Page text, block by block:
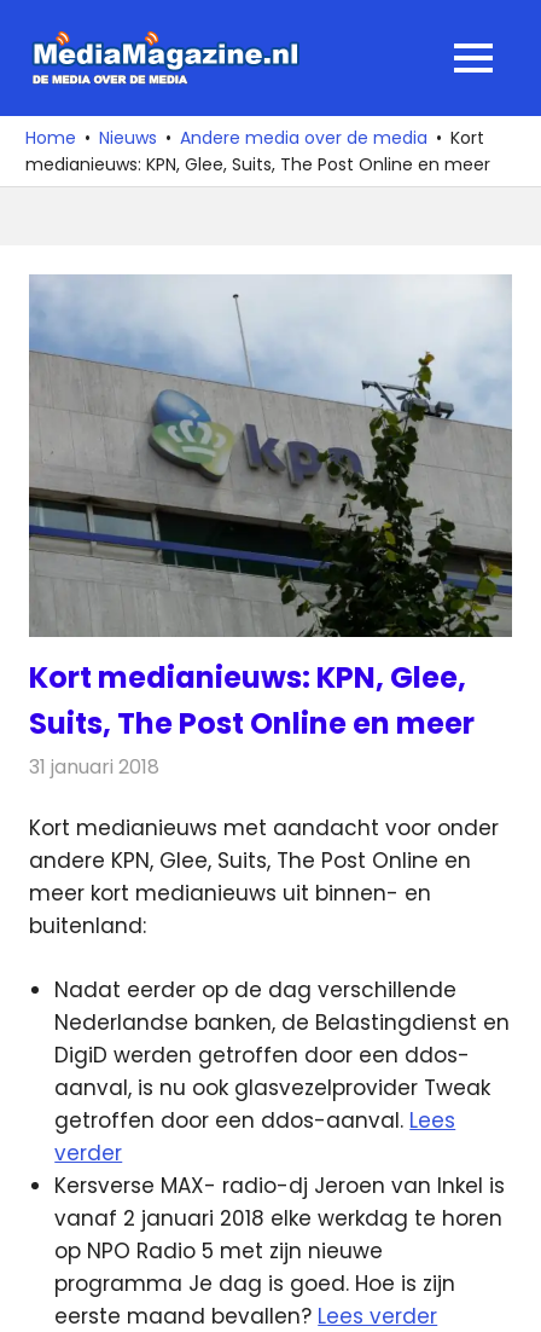
naar
media
over
de
MENU
Home Nieuws Andere media over de media
Kort
medianieuws: KPN, Glee, Suits, The Post Online en meer
Kort medianieuws: KPN, Glee,
Suits, The Post Online en meer
31 januari 2018
Kort medianieuws met aandacht voor onder
andere KPN, Glee, Suits, The Post Online en
meer kort medianieuws uit binnen- en
buitenland:
Nadat eerder op de dag verschillende
Nederlandse banken, de Belastingdienst en
DigiD werden getroffen door een ddos-
aanval, is nu ook glasvezelprovider Tweak
getroffen door een ddos-aanval. Lees
verder
Kersverse MAX- radio-dj Jeroen van Inkel is
vanaf 2 januari 2018 elke werkdag te horen
op NPO Radio 5 met zijn nieuwe
programma Je dag is goed. Hoe is zijn
eerste maand bevallen? Lees verder